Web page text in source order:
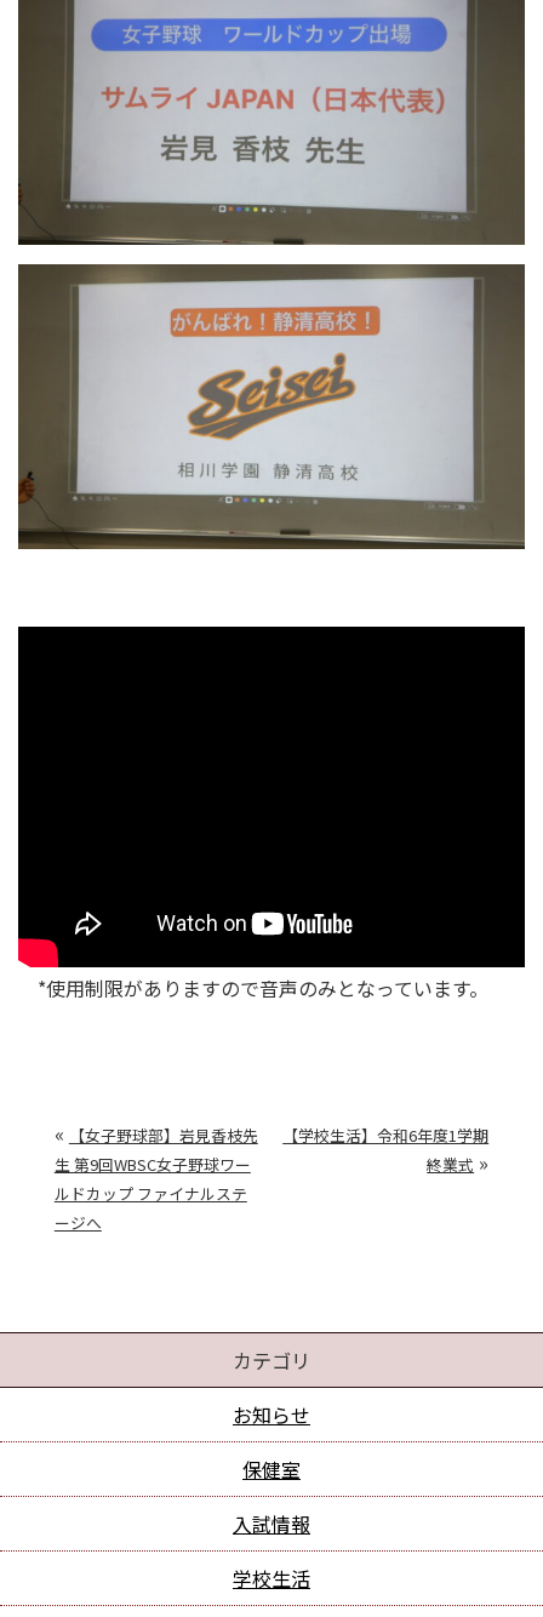
*使用制限がありますので音声のみとなっています。
«
【女子野球部】岩見香枝先
生 第9回WBSC女子野球ワー
ルドカップ ファイナルステ
ージへ
【学校生活】令和6年度1学期
終業式 »
カテゴリ
お知らせ
保健室
入試情報
学校生活